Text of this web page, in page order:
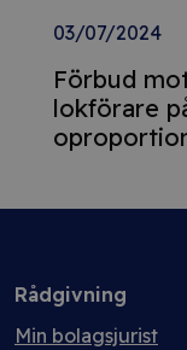
03/07/2024
Förbud
lokförare
Rådgivning
Min bolagsjurist